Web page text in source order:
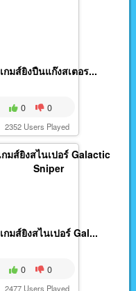
เกมส์ยิงปืนแก๊งสเตอร...
0 0
2352 Users Played
เกมส์ยิงสไนเปอร์ Gal...
0 0
2477 Users Played